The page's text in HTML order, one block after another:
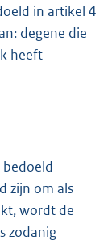
in artikel 4
degene die
heeft
zijn om als
wordt de
zodanig